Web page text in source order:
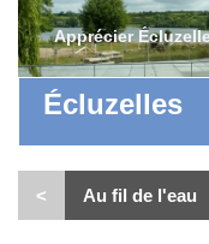
Apprécier
Écluzelles
< Au fil de l'eau